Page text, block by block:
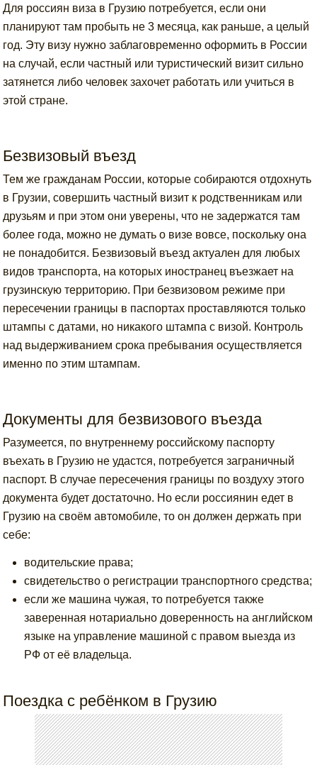
Для россиян виза в Грузию потребуется, если они
планируют там пробыть не 3 месяца, как раньше, а целый
год. Эту визу нужно заблаговременно оформить в России
на случай, если частный или туристический визит сильно
затянется либо человек захочет работать или учиться в
этой стране.
Безвизовый въезд
Тем же гражданам России, которые собираются отдохнуть
в Грузии, совершить частный визит к родственникам или
друзьям и при этом они уверены, что не задержатся там
более года, можно не думать о визе вовсе, поскольку она
не понадобится. Безвизовый въезд актуален для любых
видов транспорта, на которых иностранец въезжает на
грузинскую территорию. При безвизовом режиме при
пересечении границы в паспортах проставляются только
штампы с датами, но никакого штампа с визой. Контроль
над выдерживанием срока пребывания осуществляется
именно по этим штампам.
Документы для безвизового въезда
Разумеется, по внутреннему российскому паспорту
въехать в Грузию не удастся, потребуется заграничный
паспорт. В случае пересечения границы по воздуху этого
документа будет достаточно. Но если россиянин едет в
Грузию на своём автомобиле, то он должен держать при
себе:
водительские права;
свидетельство о регистрации транспортного средства;
если же машина чужая, то потребуется также
заверенная нотариально доверенность на английском
языке на управление машиной с правом выезда из
РФ от её владельца.
Поездка с ребёнком в Грузию